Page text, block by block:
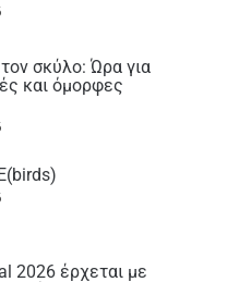
σκύλο: Ώρα για
και όμορφες
2026 έρχεται με